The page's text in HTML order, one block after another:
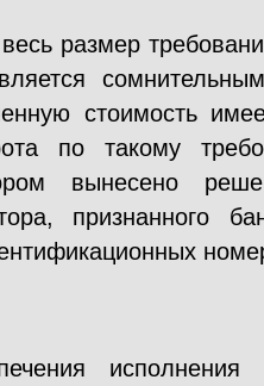
размер
стоимость
по такому
вынесено
признанного